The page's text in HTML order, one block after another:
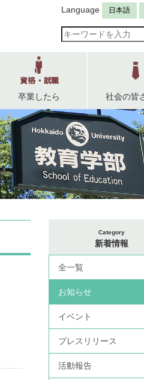
Language 日本語
卒業したら 社会の皆
Category
新着情報
全一覧
お知らせ
イベント
プレスリリース
活動報告